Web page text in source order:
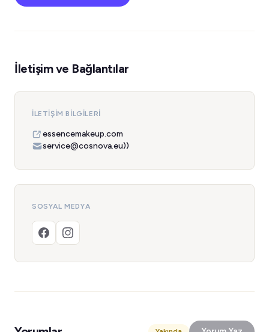
İletişim ve Bağlantılar
İLETIŞIM BILGILERI
essencemakeup.com
service@cosnova.eu))
SOSYAL MEDYA